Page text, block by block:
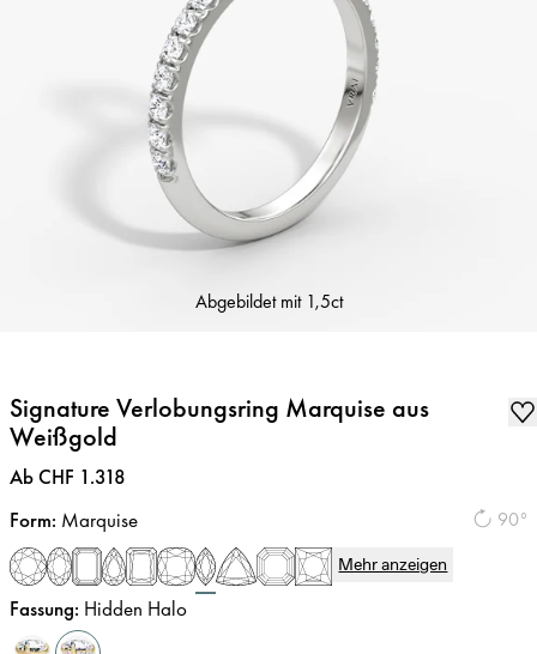
Abgebildet mit 1,5ct
Signature Verlobungsring Marquise aus
Weißgold
Preis:
Ab CHF 1.318
90°
Form: Marquise
Mehr anzeigen
Fassung: Hidden Halo